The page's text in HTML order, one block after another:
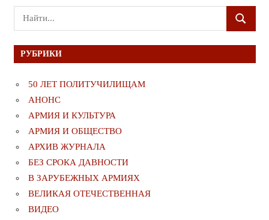
Поиск
для:
ПОИСК
РУБРИКИ
50 ЛЕТ ПОЛИТУЧИЛИЩАМ
АНОНС
АРМИЯ И КУЛЬТУРА
АРМИЯ И ОБЩЕСТВО
АРХИВ ЖУРНАЛА
БЕЗ СРОКА ДАВНОСТИ
В ЗАРУБЕЖНЫХ АРМИЯХ
ВЕЛИКАЯ ОТЕЧЕСТВЕННАЯ
ВИДЕО